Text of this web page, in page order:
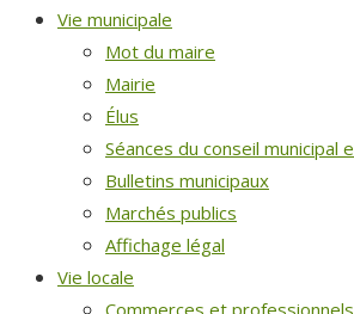
Vie municipale
Mot du maire
Mairie
Élus
Séances du conseil municipal
Bulletins municipaux
Marchés publics
Affichage légal
Vie locale
Commerces et professionnels